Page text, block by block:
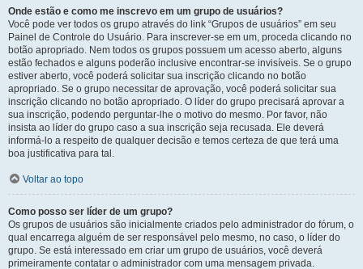
Onde estão e como me inscrevo em um grupo de usuários?
Você pode ver todos os grupo através do link “Grupos de usuários” em seu
Painel de Controle do Usuário. Para inscrever-se em um, proceda clicando no
botão apropriado. Nem todos os grupos possuem um acesso aberto, alguns
estão fechados e alguns poderão inclusive encontrar-se invisíveis. Se o grupo
estiver aberto, você poderá solicitar sua inscrição clicando no botão
apropriado. Se o grupo necessitar de aprovação, você poderá solicitar sua
inscrição clicando no botão apropriado. O líder do grupo precisará aprovar a
sua inscrição, podendo perguntar-lhe o motivo do mesmo. Por favor, não
insista ao líder do grupo caso a sua inscrição seja recusada. Ele deverá
informá-lo a respeito de qualquer decisão e temos certeza de que terá uma
boa justificativa para tal.
Voltar ao topo
Como posso ser líder de um grupo?
Os grupos de usuários são inicialmente criados pelo administrador do fórum, o
qual encarrega alguém de ser responsável pelo mesmo, no caso, o líder do
grupo. Se está interessado em criar um grupo de usuários, você deverá
primeiramente contatar o administrador com uma mensagem privada.